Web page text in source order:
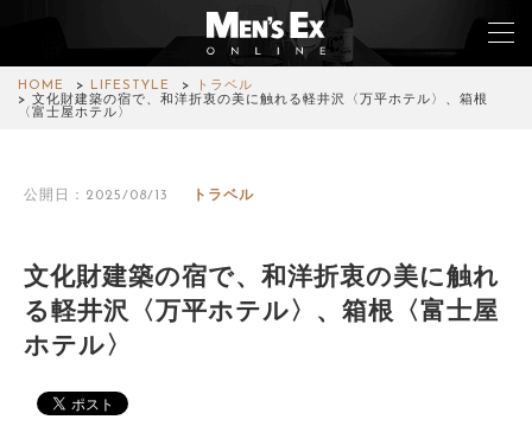
HOME LIFESTYLE
トラベル
文化財建築の宿で、和洋折衷の美に触れる軽井沢〈万平ホテル〉、箱根
〈富士屋ホテル〉
公開日：2025/08/13 トラベル
文化財建築の宿で、和洋折衷の美に触れ
る軽井沢〈万平ホテル〉、箱根〈富士屋
ホテル〉
FASHION
WATCH
CAR&BIKE
COLUMN